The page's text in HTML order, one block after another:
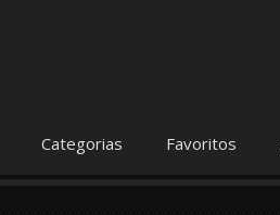
Categorias Favoritos